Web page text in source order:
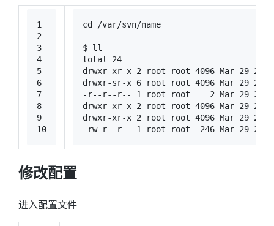
1
2
3
4
5
6
7
8
9
10
cd /var/svn/name
$ ll
total 24
drwxr-xr-x 2 root root 4096 Mar 29
drwxr-sr-x 6 root root 4096 Mar 29
-r--r--r-- 1 root root    2 Mar 29
drwxr-xr-x 2 root root 4096 Mar 29
drwxr-xr-x 2 root root 4096 Mar 29
-rw-r--r-- 1 root root  246 Mar 29 20:14
修改配置
进入配置文件